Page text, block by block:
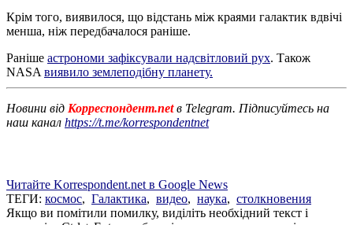
Крім того, виявилося, що відстань між краями галактик вдвічі
менша, ніж передбачалося раніше.
Раніше астрономи зафіксували надсвітловий рух. Також
NASA виявило землеподібну планету.
Новини від Корреспондент.netв Telegram. Підписуйтесь на
наш канал https://t.me/korrespondentnet
Читайте Korrespondent.net в Google News
ТЕГИ: космос, Галактика, видео, наука, столкновения
Якщо ви помітили помилку, виділіть необхідний текст і